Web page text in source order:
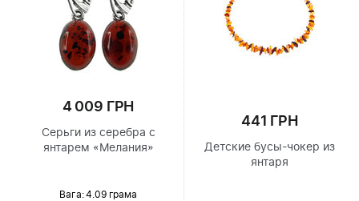
4 009 ГРН
Серьги из серебра с
янтарем «Мелания»
Вага: 4.09 грама
441 ГРН
Детские бусы-чокер из
янтаря